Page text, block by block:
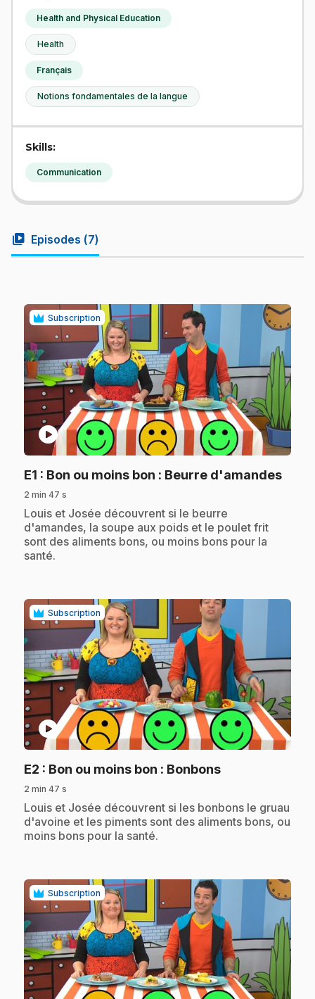
Health and Physical Education
Health
Français
Notions fondamentales de la langue
Skills:
Communication
video_library Episodes (7)
Subscription
play_circle
E1 : Bon ou moins bon : Beurre d'amandes.
2 min 47 s
.Louis et Josée découvrent si le beurre
d'amandes, la soupe aux poids et le poulet frit
sont des aliments bons, ou moins bons pour la
santé.
Subscription
play_circle
E2 : Bon ou moins bon : Bonbons.
2 min 47 s
.Louis et Josée découvrent si les bonbons le gruau
d'avoine et les piments sont des aliments bons, ou
moins bons pour la santé.
Subscription